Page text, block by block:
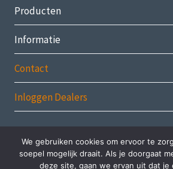
Producten
Informatie
Contact
Inloggen Dealers
© 2026 Mustang-Grill.nl -
We gebruiken cookies om ervoor te
soepel mogelijk draait. Als je doorgaat
deze site, gaan we ervan uit dat je